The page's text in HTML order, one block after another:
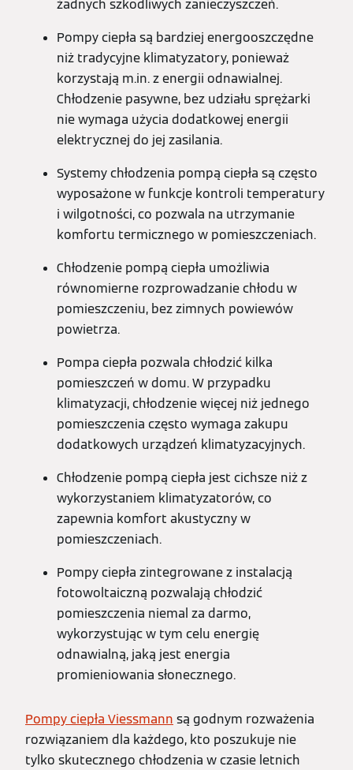
żadnych szkodliwych zanieczyszczeń.
Pompy ciepła są bardziej energooszczędne
niż tradycyjne klimatyzatory, ponieważ
korzystają m.in. z energii odnawialnej.
Chłodzenie pasywne, bez udziału sprężarki
nie wymaga użycia dodatkowej energii
elektrycznej do jej zasilania.
Systemy chłodzenia pompą ciepła są często
wyposażone w funkcje kontroli temperatury
i wilgotności, co pozwala na utrzymanie
komfortu termicznego w pomieszczeniach.
Chłodzenie pompą ciepła umożliwia
równomierne rozprowadzanie chłodu w
pomieszczeniu, bez zimnych powiewów
powietrza.
Pompa ciepła pozwala chłodzić kilka
pomieszczeń w domu. W przypadku
klimatyzacji, chłodzenie więcej niż jednego
pomieszczenia często wymaga zakupu
dodatkowych urządzeń klimatyzacyjnych.
Chłodzenie pompą ciepła jest cichsze niż z
wykorzystaniem klimatyzatorów, co
zapewnia komfort akustyczny w
pomieszczeniach.
Pompy ciepła zintegrowane z instalacją
fotowoltaiczną pozwalają chłodzić
pomieszczenia niemal za darmo,
wykorzystując w tym celu energię
odnawialną, jaką jest energia
promieniowania słonecznego.
Pompy ciepła Viessmann są godnym rozważenia
rozwiązaniem dla każdego, kto poszukuje nie
tylko skutecznego chłodzenia w czasie letnich